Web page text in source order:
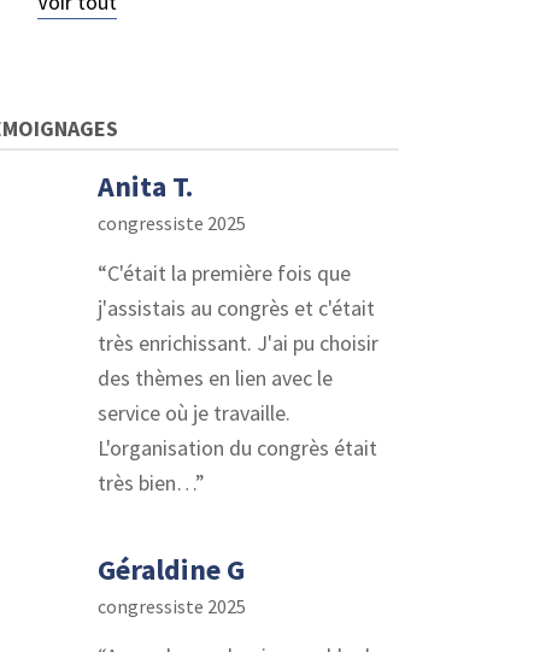
Anita T.
congressiste 2025
C'était la première fois que
j'assistais au congrès et c'était
très enrichissant. J'ai pu choisir
des thèmes en lien avec le
service où je travaille.
L'organisation du congrès était
très bien…
Géraldine G
congressiste 2025